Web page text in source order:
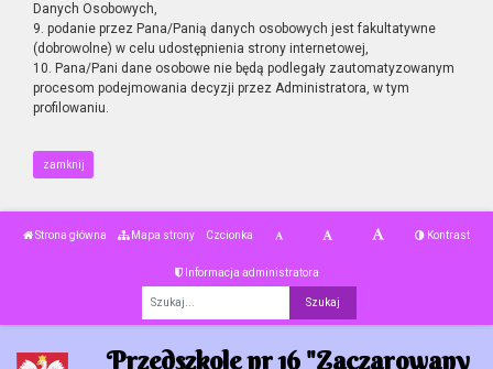
Danych Osobowych,
9. podanie przez Pana/Panią danych osobowych jest fakultatywne
(dobrowolne) w celu udostępnienia strony internetowej,
10. Pana/Pani dane osobowe nie będą podlegały zautomatyzowanym
procesom podejmowania decyzji przez Administratora, w tym
profilowaniu.
zamknij
Strona główna Mapa strony Czcionka Kontrast
Informacja administratora
Przedszkole nr 16 "Zaczarowany